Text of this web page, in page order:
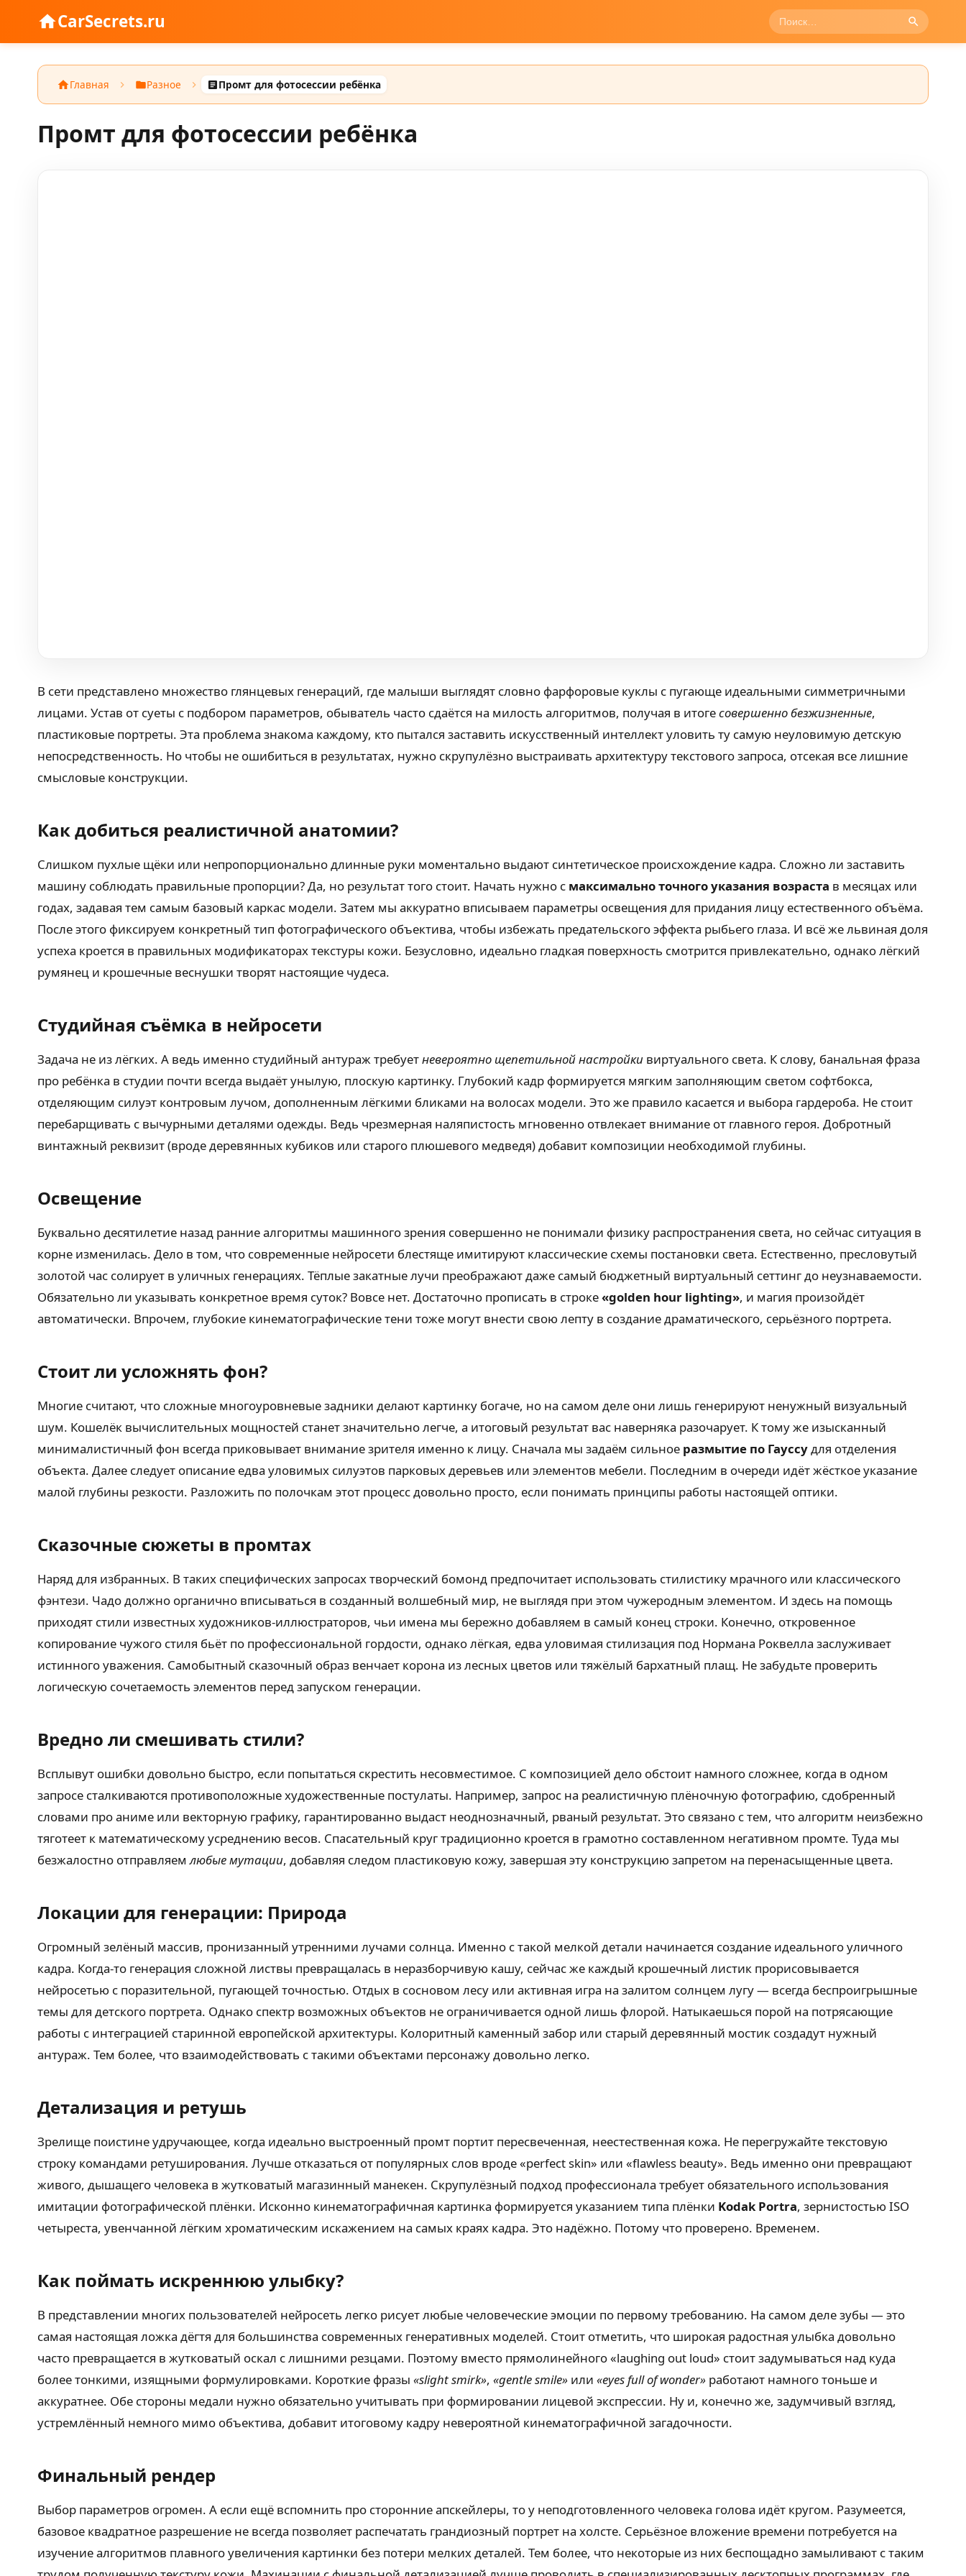
CarSecrets.ru
Главная Разное Промт для фотосессии ребёнка
Промт для фотосессии ребёнка
В сети представлено множество глянцевых генераций, где малыши выглядят словно фарфоровые куклы с пугающе идеальными симметричными
лицами. Устав от суеты с подбором параметров, обыватель часто сдаётся на милость алгоритмов, получая в итогесовершенно безжизненные,
пластиковые портреты. Эта проблема знакома каждому, кто пытался заставить искусственный интеллект уловить ту самую неуловимую детскую
непосредственность. Но чтобы не ошибиться в результатах, нужно скрупулёзно выстраивать архитектуру текстового запроса, отсекая все лишние
смысловые конструкции.
Как добиться реалистичной анатомии?
Слишком пухлые щёки или непропорционально длинные руки моментально выдают синтетическое происхождение кадра. Сложно ли заставить
машину соблюдать правильные пропорции? Да, но результат того стоит. Начать нужно с максимально точного указания возраста в месяцах или
годах, задавая тем самым базовый каркас модели. Затем мы аккуратно вписываем параметры освещения для придания лицу естественного объёма.
После этого фиксируем конкретный тип фотографического объектива, чтобы избежать предательского эффекта рыбьего глаза. И всё же львиная доля
успеха кроется в правильных модификаторах текстуры кожи. Безусловно, идеально гладкая поверхность смотрится привлекательно, однако лёгкий
румянец и крошечные веснушки творят настоящие чудеса.
Студийная съёмка в нейросети
Задача не из лёгких. А ведь именно студийный антураж требуетневероятно щепетильной настройки виртуального света. К слову, банальная фраза
про ребёнка в студии почти всегда выдаёт унылую, плоскую картинку. Глубокий кадр формируется мягким заполняющим светом софтбокса,
отделяющим силуэт контровым лучом, дополненным лёгкими бликами на волосах модели. Это же правило касается и выбора гардероба. Не стоит
перебарщивать с вычурными деталями одежды. Ведь чрезмерная наляпистость мгновенно отвлекает внимание от главного героя. Добротный
винтажный реквизит (вроде деревянных кубиков или старого плюшевого медведя) добавит композиции необходимой глубины.
Освещение
Буквально десятилетие назад ранние алгоритмы машинного зрения совершенно не понимали физику распространения света, но сейчас ситуация в
корне изменилась. Дело в том, что современные нейросети блестяще имитируют классические схемы постановки света. Естественно, пресловутый
золотой час солирует в уличных генерациях. Тёплые закатные лучи преображают даже самый бюджетный виртуальный сеттинг до неузнаваемости.
Обязательно ли указывать конкретное время суток? Вовсе нет. Достаточно прописать в строке«golden hour lighting», и магия произойдёт
автоматически. Впрочем, глубокие кинематографические тени тоже могут внести свою лепту в создание драматического, серьёзного портрета.
Стоит ли усложнять фон?
Многие считают, что сложные многоуровневые задники делают картинку богаче, но на самом деле они лишь генерируют ненужный визуальный
шум. Кошелёк вычислительных мощностей станет значительно легче, а итоговый результат вас наверняка разочарует. К тому же изысканный
минималистичный фон всегда приковывает внимание зрителя именно к лицу. Сначала мы задаём сильное размытие по Гауссудля отделения
объекта. Далее следует описание едва уловимых силуэтов парковых деревьев или элементов мебели. Последним в очереди идёт жёсткое указание
малой глубины резкости. Разложить по полочкам этот процесс довольно просто, если понимать принципы работы настоящей оптики.
Сказочные сюжеты в промтах
Наряд для избранных. В таких специфических запросах творческий бомонд предпочитает использовать стилистику мрачного или классического
фэнтези. Чадо должно органично вписываться в созданный волшебный мир, не выглядя при этом чужеродным элементом. И здесь на помощь
приходят стили известных художников-иллюстраторов, чьи имена мы бережно добавляем в самый конец строки. Конечно, откровенное
копирование чужого стиля бьёт по профессиональной гордости, однако лёгкая, едва уловимая стилизация под Нормана Роквелла заслуживает
истинного уважения. Самобытный сказочный образ венчает корона из лесных цветов или тяжёлый бархатный плащ. Не забудьте проверить
логическую сочетаемость элементов перед запуском генерации.
Вредно ли смешивать стили?
Всплывут ошибки довольно быстро, если попытаться скрестить несовместимое. С композицией дело обстоит намного сложнее, когда в одном
запросе сталкиваются противоположные художественные постулаты. Например, запрос на реалистичную плёночную фотографию, сдобренный
словами про аниме или векторную графику, гарантированно выдаст неоднозначный, рваный результат. Это связано с тем, что алгоритм неизбежно
тяготеет к математическому усреднению весов. Спасательный круг традиционно кроется в грамотно составленном негативном промте. Туда мы
безжалостно отправляемлюбые мутации, добавляя следом пластиковую кожу, завершая эту конструкцию запретом на перенасыщенные цвета.
Локации для генерации: Природа
Огромный зелёный массив, пронизанный утренними лучами солнца. Именно с такой мелкой детали начинается создание идеального уличного
кадра. Когда-то генерация сложной листвы превращалась в неразборчивую кашу, сейчас же каждый крошечный листик прорисовывается
нейросетью с поразительной, пугающей точностью. Отдых в сосновом лесу или активная игра на залитом солнцем лугу — всегда беспроигрышные
темы для детского портрета. Однако спектр возможных объектов не ограничивается одной лишь флорой. Натыкаешься порой на потрясающие
работы с интеграцией старинной европейской архитектуры. Колоритный каменный забор или старый деревянный мостик создадут нужный
антураж. Тем более, что взаимодействовать с такими объектами персонажу довольно легко.
Детализация и ретушь
Зрелище поистине удручающее, когда идеально выстроенный промт портит пересвеченная, неестественная кожа. Не перегружайте текстовую
строку командами ретуширования. Лучше отказаться от популярных слов вроде «perfect skin» или «flawless beauty». Ведь именно они превращают
живого, дышащего человека в жутковатый магазинный манекен. Скрупулёзный подход профессионала требует обязательного использования
имитации фотографической плёнки. Исконно кинематографичная картинка формируется указанием типа плёнки Kodak Portra, зернистостью ISO
четыреста, увенчанной лёгким хроматическим искажением на самых краях кадра. Это надёжно. Потому что проверено. Временем.
Как поймать искреннюю улыбку?
В представлении многих пользователей нейросеть легко рисует любые человеческие эмоции по первому требованию. На самом деле зубы — это
самая настоящая ложка дёгтя для большинства современных генеративных моделей. Стоит отметить, что широкая радостная улыбка довольно
часто превращается в жутковатый оскал с лишними резцами. Поэтому вместо прямолинейного «laughing out loud» стоит задумываться над куда
более тонкими, изящными формулировками. Короткие фразы «slight smirk», «gentle smile» или «eyes full of wonder» работают намного тоньше и
аккуратнее. Обе стороны медали нужно обязательно учитывать при формировании лицевой экспрессии. Ну и, конечно же, задумчивый взгляд,
устремлённый немного мимо объектива, добавит итоговому кадру невероятной кинематографичной загадочности.
Финальный рендер
Выбор параметров огромен. А если ещё вспомнить про сторонние апскейлеры, то у неподготовленного человека голова идёт кругом. Разумеется,
базовое квадратное разрешение не всегда позволяет распечатать грандиозный портрет на холсте. Серьёзное вложение времени потребуется на
изучение алгоритмов плавного увеличения картинки без потери мелких деталей. Тем более, что некоторые из них беспощадно замыливают с таким